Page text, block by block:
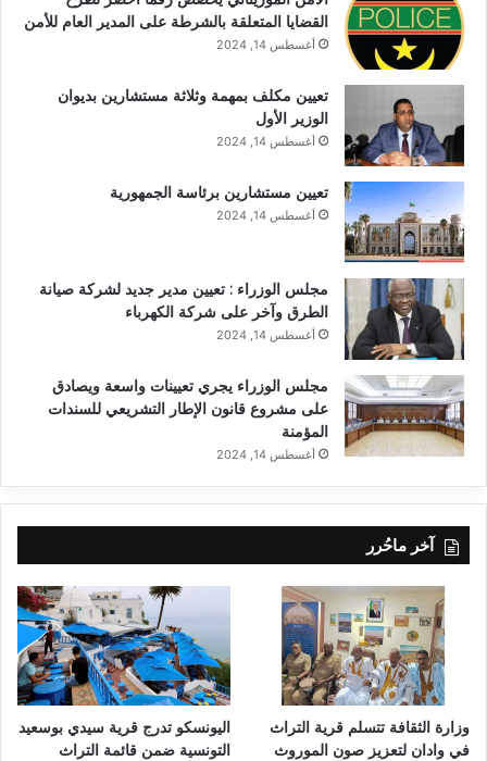
القضايا المتعلقة بالشرطة على المدير العام للأمن
أغسطس 14, 2024
تعيين مكلف بمهمة وثلاثة مستشارين بديوان
الوزير الأول
أغسطس 14, 2024
تعيين مستشارين برئاسة الجمهورية
أغسطس 14, 2024
مجلس الوزراء : تعيين مدير جديد لشركة صيانة
الطرق وآخر على شركة الكهرباء
أغسطس 14, 2024
مجلس الوزراء يجري تعيينات واسعة ويصادق
على مشروع قانون الإطار التشريعي للسندات
المؤمنة
أغسطس 14, 2024
آخر ماحُرر
وزارة الثقافة تتسلم قرية التراث
في وادان لتعزيز صون الموروث
اليونسكو تدرج قرية سيدي بوسعيد
التونسية ضمن قائمة التراث